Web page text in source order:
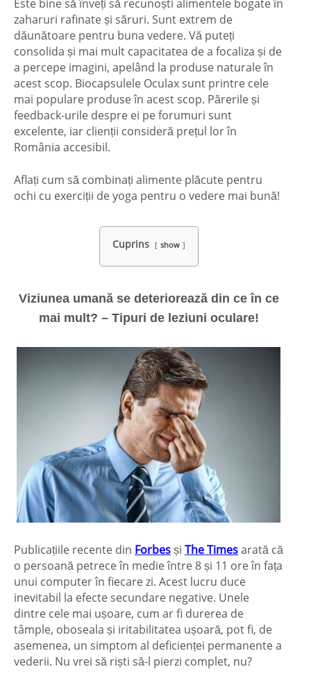
Este bine să înveți să recunoști alimentele bogate în
zaharuri rafinate și săruri. Sunt extrem de
dăunătoare pentru buna vedere. Vă puteți
consolida și mai mult capacitatea de a focaliza și de
a percepe imagini, apelând la produse naturale în
acest scop. Biocapsulele Oculax sunt printre cele
mai populare produse în acest scop. Părerile și
feedback-urile despre ei pe forumuri sunt
excelente, iar clienții consideră prețul lor în
România accesibil.
Aflați cum să combinați alimente plăcute pentru
ochi cu exerciții de yoga pentru o vedere mai bună!
Cuprins show
Viziunea umană se deteriorează din ce în ce
mai mult? – Tipuri de leziuni oculare!
Publicațiile recente din Forbesși The Timesarată că
o persoană petrece în medie între 8 și 11 ore în fața
unui computer în fiecare zi. Acest lucru duce
inevitabil la efecte secundare negative. Unele
dintre cele mai ușoare, cum ar fi durerea de
tâmple, oboseala și iritabilitatea ușoară, pot fi, de
asemenea, un simptom al deficienței permanente a
vederii. Nu vrei să riști să-l pierzi complet, nu?